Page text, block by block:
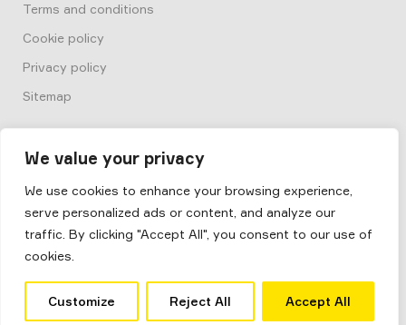
We value your privacy
We use cookies to enhance your browsing experience,
serve personalized ads or content, and analyze our
traffic. By clicking "Accept All", you consent to our use of
cookies.
Customize Reject All Accept All
Terms and conditions
Cookie policy
Privacy policy
Sitemap
© 2026Box by Jigsaw
Jigsaw Interior Architecture & Design
Site bySalad